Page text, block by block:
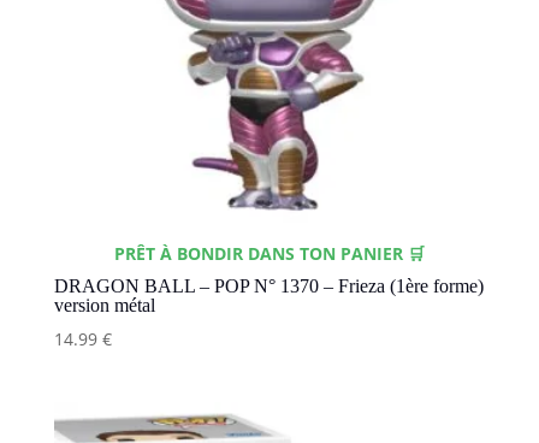
PRÊT À BONDIR DANS TON PANIER 🛒
DRAGON BALL – POP N° 1370 – Frieza (1ère forme)
version métal
14.99 €